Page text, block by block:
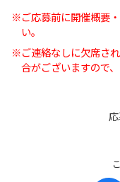
ご応募前に開催概要
い。
ご連絡なしに欠席さ
合がございますので